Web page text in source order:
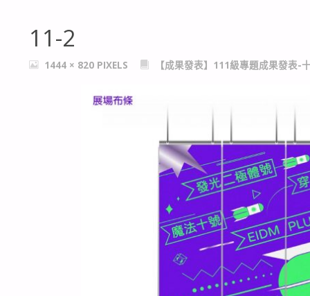
11-2
FULL1444 × 820 PIXELS 【成果發表】111級專題成果發表-